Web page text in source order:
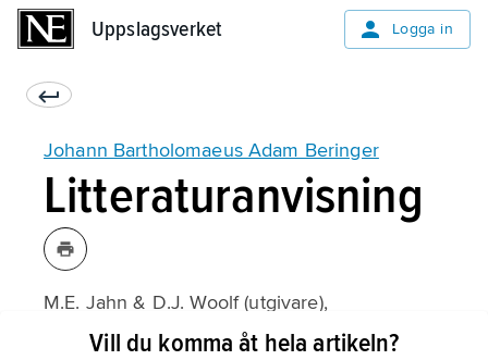
Uppslagsverket Logga in
Johann Bartholomaeus Adam Beringer
Litteraturanvisning
M.E. Jahn & D.J. Woolf (utgivare),
The Lying Stones of Dr. Johann Bartholomew
Vill du komma åt hela artikeln?